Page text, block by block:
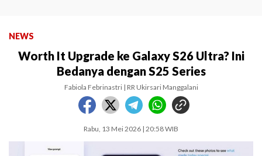
NEWS
Worth It Upgrade ke Galaxy S26 Ultra? Ini
Bedanya dengan S25 Series
Fabiola Febrinastri | RR Ukirsari Manggalani
Rabu, 13 Mei 2026 | 20:58 WIB